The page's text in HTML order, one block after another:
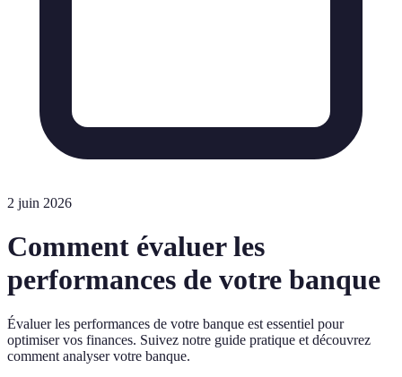
2 juin 2026
Comment évaluer les
performances de votre banque
Évaluer les performances de votre banque est essentiel pour
optimiser vos finances. Suivez notre guide pratique et découvrez
comment analyser votre banque.